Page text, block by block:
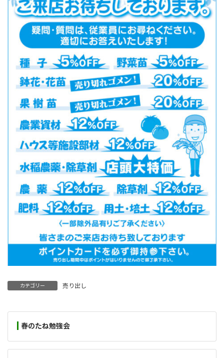
カテゴリー 売り出し
春のたね勉強会